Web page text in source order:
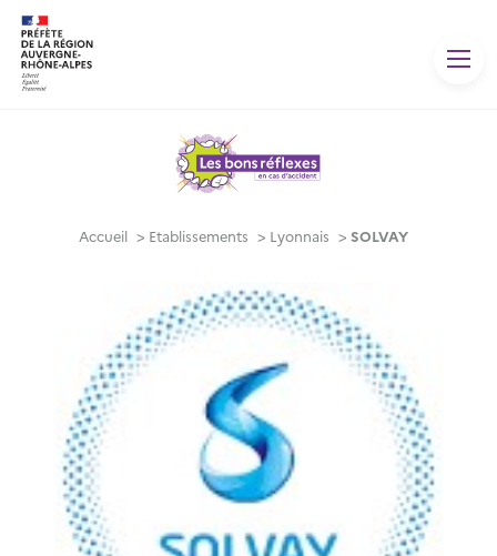
Accueil > Etablissements > Lyonnais > SOLVAY
Panneau de gestion des cookies